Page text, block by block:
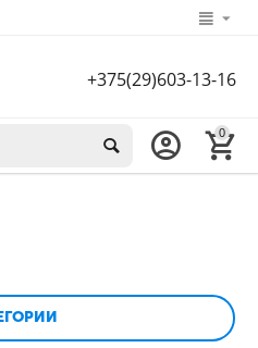
+375(29)603-13-16
0